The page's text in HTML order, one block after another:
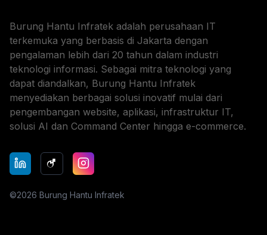
Burung Hantu Infratek adalah perusahaan IT
terkemuka yang berbasis di Jakarta dengan
pengalaman lebih dari 20 tahun dalam industri
teknologi informasi. Sebagai mitra teknologi yang
dapat diandalkan, Burung Hantu Infratek
menyediakan berbagai solusi inovatif mulai dari
pengembangan website, aplikasi, infrastruktur IT,
solusi AI dan Command Center hingga e-commerce.
©2026 Burung Hantu Infratek